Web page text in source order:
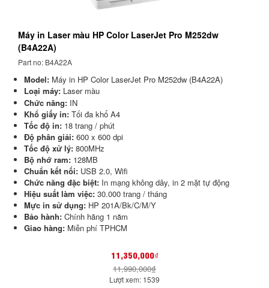
Máy in Laser màu HP Color LaserJet Pro M252dw
(B4A22A)
Part no: B4A22A
Model: Máy in HP Color LaserJet Pro M252dw (B4A22A)
Loại máy: Laser màu
Chức năng: IN
Khổ giấy in: Tối đa khổ A4
Tốc độ in: 18 trang / phút
Độ phân giải: 600 x 600 dpi
Tốc độ xử lý: 800MHz
Bộ nhớ ram: 128MB
Chuẩn kết nối: USB 2.0, Wifi
Chức năng đặc biệt: In mạng không dây, in 2 mặt tự động
Hiệu suất làm việc: 30.000 trang / tháng
Mực in sử dụng: HP 201A/Bk/C/M/Y
Bảo hành: Chính hãng 1 năm
Giao hàng: Miễn phí TPHCM
11,350,000₫
11,990,000₫
Lượt xem: 1539